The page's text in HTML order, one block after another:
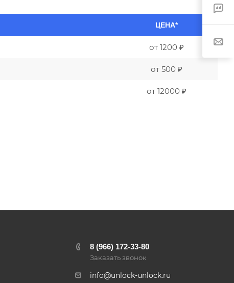
ЦЕНА*
от 1200 ₽
от 500 ₽
от 12000 ₽
8 (966) 172-33-80
Заказать звонок
info@unlock-unlock.ru